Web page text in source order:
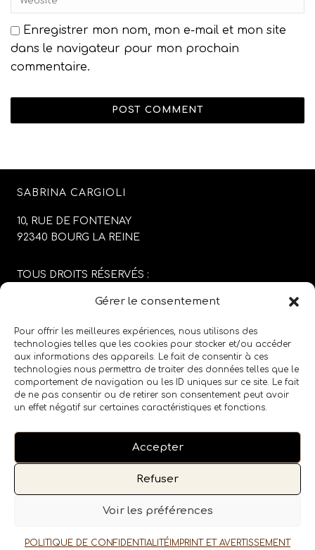
Gérer le consentement
Pour offrir les meilleures expériences, nous utilisons des
technologies telles que les cookies pour stocker et/ou accéder
aux informations des appareils. Le fait de consentir à ces
technologies nous permettra de traiter des données telles que le
comportement de navigation ou les ID uniques sur ce site. Le fait
de ne pas consentir ou de retirer son consentement peut avoir
un effet négatif sur certaines caractéristiques et fonctions.
Accepter
Refuser
Voir les préférences
POLITIQUE DE CONFIDENTIALITÉIMPRINT ET AVERTISSEMENT
Enregistrer mon nom, mon e-mail et mon site
dans le navigateur pour mon prochain
commentaire.
SABRINA CARGIOLI
10, RUE DE FONTENAY
92340 BOURG LA REINE
TOUS DROITS RÉSERVÉS :
CONCEPTION DU SITE :
MENTIONS LÉGALES/CGV
SUIVEZ LE SALON SUR LES RÉSEAUX SOCIAUX